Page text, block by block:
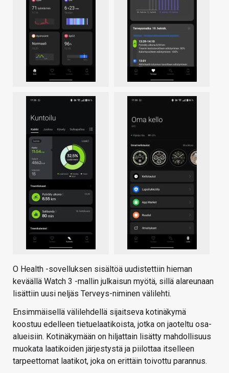
O Health -sovelluksen sisältöä uudistettiin hieman
keväällä Watch 3 -mallin julkaisun myötä, sillä alareunaan
lisättiin uusi neljäs Terveys-niminen välilehti.
Ensimmäisellä välilehdellä sijaitseva kotinäkymä
koostuu edelleen tietuelaatikoista, jotka on jaoteltu osa-
alueisiin. Kotinäkymään on hiljattain lisätty mahdollisuus
muokata laatikoiden järjestystä ja piilottaa itselleen
tarpeettomat laatikot, joka on erittäin toivottu parannus.